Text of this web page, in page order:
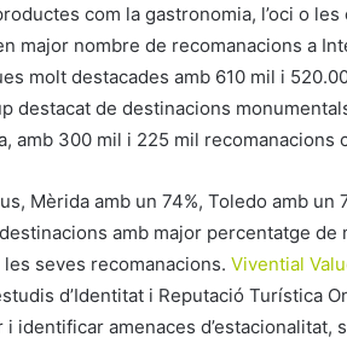
com la gastronomia, l’oci o
major nombre de recomanacions a
molt destacades amb 610 mil i
destacat de destinacions
amb 300 mil i 225 mil recomanacions
Mèrida amb un 74%, Toledo amb un
amb major percentatge
seves recomanacions. Vivential
d’Identitat i Reputació Turística
i identificar amenaces